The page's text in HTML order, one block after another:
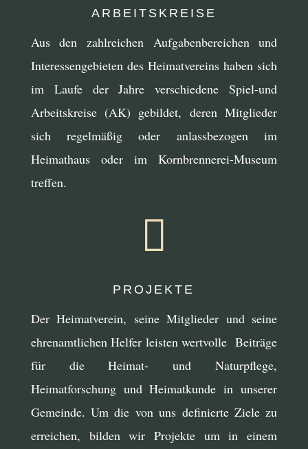
ARBEITSKREISE
Aus den zahlreichen Aufgabenbereichen und
Interessengebieten des Heimatvereins haben sich
im Laufe der Jahre verschiedene Spiel-und
Arbeitskreise (AK) gebildet, deren Mitglieder
sich regelmäßig oder anlassbezogen im
Heimathaus oder im Kornbrennerei-Museum
treffen.

PROJEKTE
Der Heimatverein, seine Mitglieder und seine
ehrenamtlichen Helfer leisten wertvolle Beiträge
für die Heimat- und Naturpflege,
Heimatforschung und Heimatkunde in unserer
Gemeinde. Um die von uns definierte Ziele zu
erreichen, bilden wir Projekte um in einem